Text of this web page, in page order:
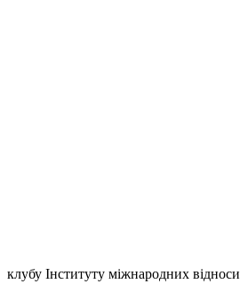
клубу Інституту міжнародних